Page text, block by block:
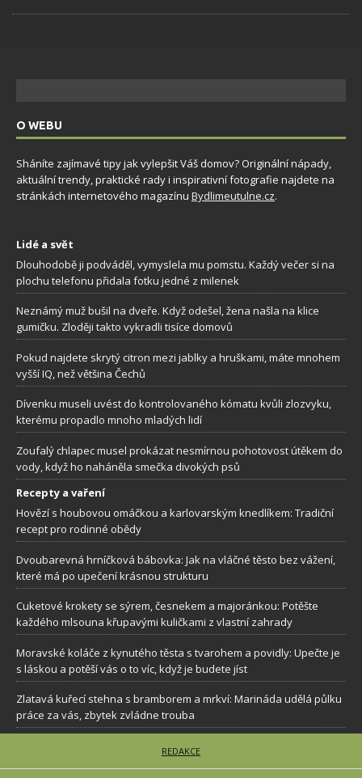
O WEBU
Sháníte zajímavé tipy jak vylepšit Váš domov? Originální nápady,
aktuální trendy, praktické rady i inspirativní fotografie najdete na
stránkách internetového magazínu Bydlimeutulne.cz.
Lidé a svět
Dlouhodobě ji podváděl, vymyslela mu pomstu. Každý večer si na
plochu telefonu přidala fotku jedné z milenek
Neznámý muž bušil na dveře. Když odešel, žena našla na klice
gumičku. Zloději takto vykradli tisíce domovů
Pokud najdete skrytý citron mezi jablky a hruškami, máte mnohem
vyšší IQ, než většina Čechů
Dívenku museli uvést do kontrolovaného kómatu kvůli zlozvyku,
kterému propadlo mnoho mladých lidí
Zoufalý chlapec musel prokázat nesmírnou pohotovost útěkem do
vody, když ho naháněla smečka divokých psů
Recepty a vaření
Hovězí s houbovou omáčkou a karlovarským knedlíkem: Tradiční
recept pro rodinné obědy
Dvoubarevná hrníčková bábovka: Jak na vláčné těsto bez vážení,
které má po upečení krásnou strukturu
Cuketové krokety se sýrem, česnekem a majoránkou: Potěšte
každého mlsouna křupavými kuličkami z vlastní zahrady
Moravské koláče z kynutého těsta s tvarohem a povidly: Upečte je
s láskou a potěší vás o to víc, když je budete jíst
Zlatavá kuřecí stehna s bramborem a mrkví: Marináda udělá půlku
práce za vás, zbytek zvládne trouba
REDAKCE